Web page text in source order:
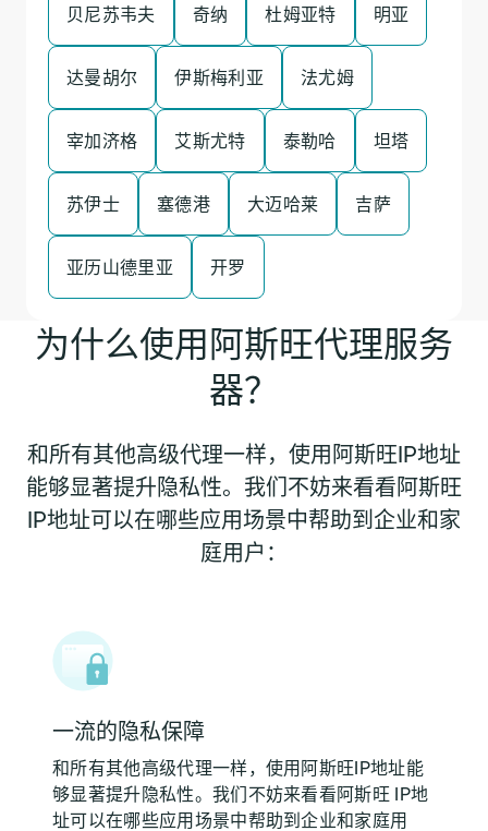
贝尼苏韦夫 奇纳 杜姆亚特 明亚
达曼胡尔 伊斯梅利亚 法尤姆
宰加济格 艾斯尤特 泰勒哈 坦塔
苏伊士 塞德港 大迈哈莱 吉萨
亚历山德里亚 开罗
为什么使用阿斯旺代理服务
器？
和所有其他高级代理一样，使用阿斯旺IP地址
能够显著提升隐私性。我们不妨来看看阿斯旺
IP地址可以在哪些应用场景中帮助到企业和家
庭用户：
一流的隐私保障
和所有其他高级代理一样，使用阿斯旺IP地址能
够显著提升隐私性。我们不妨来看看阿斯旺 IP地
址可以在哪些应用场景中帮助到企业和家庭用